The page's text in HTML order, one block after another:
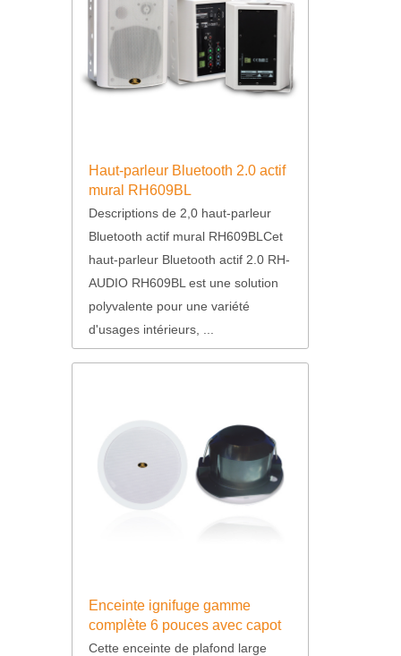
Haut-parleur Bluetooth 2.0 actif
mural RH609BL
Descriptions de 2,0 haut-parleur
Bluetooth actif mural RH609BLCet
haut-parleur Bluetooth actif 2.0 RH-
AUDIO RH609BL est une solution
polyvalente pour une variété
d'usages intérieurs, ...
Enceinte ignifuge gamme
complète 6 pouces avec capot
arrière RH-T64
Cette enceinte de plafond large